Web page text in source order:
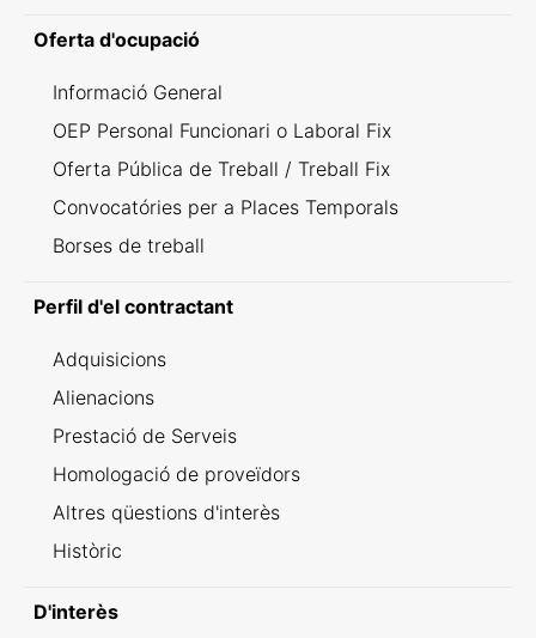
Oferta d'ocupació
Informació General
OEP Personal Funcionari o Laboral Fix
Oferta Pública de Treball / Treball Fix
Convocatóries per a Places Temporals
Borses de treball
Perfil d'el contractant
Adquisicions
Alienacions
Prestació de Serveis
Homologació de proveïdors
Altres qüestions d'interès
Històric
D'interès